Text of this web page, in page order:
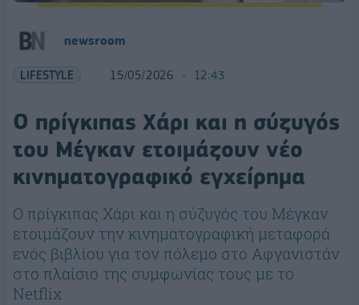
newsroom
LIFESTYLE 15/05/2026 12:43
Ο πρίγκιπας Χάρι και η σύζυγός
του Μέγκαν ετοιμάζουν νέο
κινηματογραφικό εγχείρημα
Ο πρίγκιπας Χάρι και η σύζυγός του Μέγκαν
ετοιμάζουν την κινηματογραφική μεταφορά
ενός βιβλίου για τον πόλεμο στο Αφγανιστάν
στο πλαίσιο της συμφωνίας τους με το
Netflix